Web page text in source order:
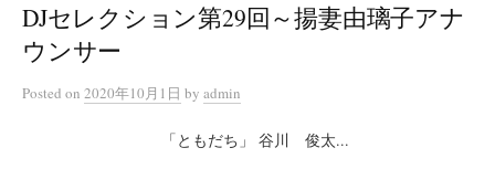
DJセレクション第29回～揚妻由璃子アナ
ウンサー
Posted on 2020年10月1日 by admin
「ともだち」 谷川 俊太...